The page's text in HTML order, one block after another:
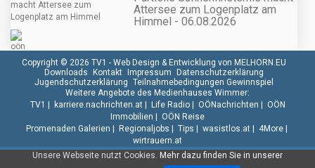
Attersee zum Logenplatz am
Himmel - 06.08.2026
Unsere Webseite nutzt Cookies. Mehr dazu finden Sie in unserer
Copyright © 2026 TV1 - Web Design & Entwicklung von MELHORN.EU
Downloads Kontakt Impressum Datenschutzerklärung
Jugendschutzerklärung Teilnahmebedingungen Gewinnspiel
Weitere Angebote des Medienhauses Wimmer:
TV1 | karriere.nachrichten.at| Life Radio| OÖNachrichten | OÖN
Immobilien | OÖN Reise
Promenaden Galerien | Regionaljobs | Tips | wasistlos.at| 4More|
wirtrauern.at